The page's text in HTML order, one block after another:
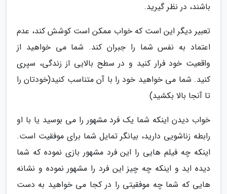
باشند، در نظر گیرید.
تعبیر دیگر این است که خواب ممکن است کوشش کند، عدم
اعتماد به نفس شما را جبران کند. شما می خواهید از
واقعیت خود فرار کنید و در سطح بالایی از زندگی، سپری
کنید. شما می خواهید خود را با آن متناسب کنید(خودتان را
تا آنجا بالا بکشید)
خواب دیدن اینکه شما یک فرد مشهور را می بوسید یا با او
رابطه زناشویی دارید، بیانگر تمایل شما برای موفقیت است.
اینکه چه فیلم هایی را این فرد مشهور بازی نموده که شما
دیده اید و اینکه چه چیز این فرد را مشهور نموده و نشانه
هایی که شما چه موفقیتی را در کجا می خواهید به دست